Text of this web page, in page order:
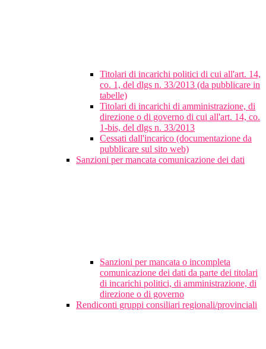
Titolari di incarichi politici di cui all'art. 14,
co. 1, del dlgs n. 33/2013 (da pubblicare in
tabelle)
Titolari di incarichi di amministrazione, di
direzione o di governo di cui all'art. 14, co.
1-bis, del dlgs n. 33/2013
Cessati dall'incarico (documentazione da
pubblicare sul sito web)
Sanzioni per mancata comunicazione dei dati
Sanzioni per mancata o incompleta
comunicazione dei dati da parte dei titolari
di incarichi politici, di amministrazione, di
direzione o di governo
Rendiconti gruppi consiliari regionali/provinciali